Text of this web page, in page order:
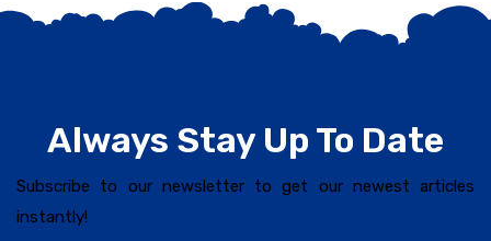
Always Stay Up To Date
Subscribe to our newsletter to get our newest articles
instantly!